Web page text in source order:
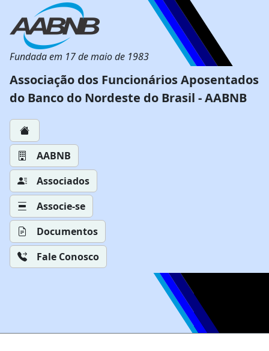
Fundada em 17 de maio de 1983
Associação dos Funcionários Aposentados
do Banco do Nordeste do Brasil - AABNB
AABNB
Associados
Associe-se
Documentos
Fale Conosco